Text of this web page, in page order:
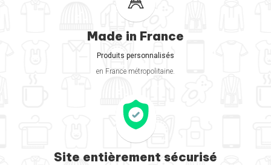
Made in France
Produits personnalisés
en France métropolitaine.
Site entièrement sécurisé